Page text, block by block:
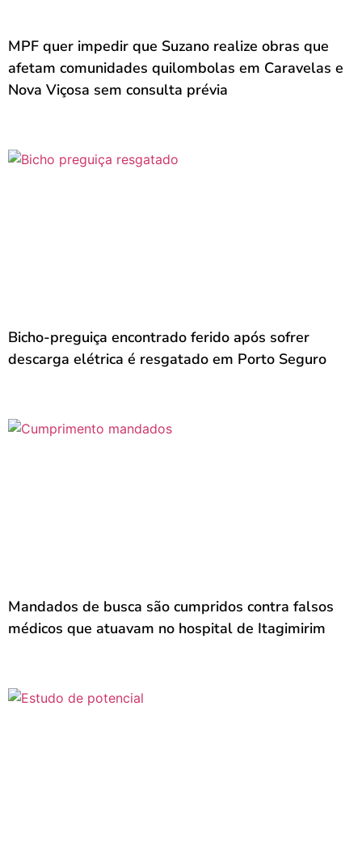
MPF quer impedir que Suzano realize obras que
afetam comunidades quilombolas em Caravelas e
Nova Viçosa sem consulta prévia
Bicho-preguiça encontrado ferido após sofrer
descarga elétrica é resgatado em Porto Seguro
Mandados de busca são cumpridos contra falsos
médicos que atuavam no hospital de Itagimirim